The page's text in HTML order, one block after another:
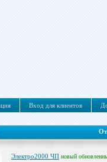
Вход для клиентов
Электро2000 ЧП новый